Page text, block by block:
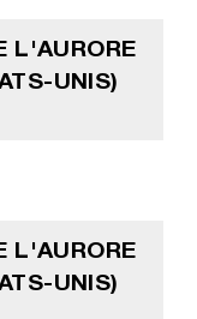
L'AURORE
UNIS)
L'AURORE
UNIS)